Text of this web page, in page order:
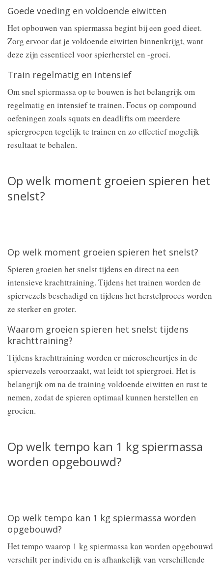
Goede voeding en voldoende eiwitten
Het opbouwen van spiermassa begint bij een goed dieet.
Zorg ervoor dat je voldoende eiwitten binnenkrijgt, want
deze zijn essentieel voor spierherstel en -groei.
Train regelmatig en intensief
Om snel spiermassa op te bouwen is het belangrijk om
regelmatig en intensief te trainen. Focus op compound
oefeningen zoals squats en deadlifts om meerdere
spiergroepen tegelijk te trainen en zo effectief mogelijk
resultaat te behalen.
Op welk moment groeien spieren het
snelst?
Op welk moment groeien spieren het snelst?
Spieren groeien het snelst tijdens en direct na een
intensieve krachttraining. Tijdens het trainen worden de
spiervezels beschadigd en tijdens het herstelproces worden
ze sterker en groter.
Waarom groeien spieren het snelst tijdens
krachttraining?
Tijdens krachttraining worden er microscheurtjes in de
spiervezels veroorzaakt, wat leidt tot spiergroei. Het is
belangrijk om na de training voldoende eiwitten en rust te
nemen, zodat de spieren optimaal kunnen herstellen en
groeien.
Op welk tempo kan 1 kg spiermassa
worden opgebouwd?
Op welk tempo kan 1 kg spiermassa worden
opgebouwd?
Het tempo waarop 1 kg spiermassa kan worden opgebouwd
verschilt per individu en is afhankelijk van verschillende